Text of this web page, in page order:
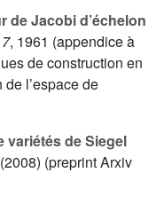
de Jacobi d’échelon
, 1961 (appendice à
de construction en
l’espace de
de Siegel
(2008) (preprint Arxiv